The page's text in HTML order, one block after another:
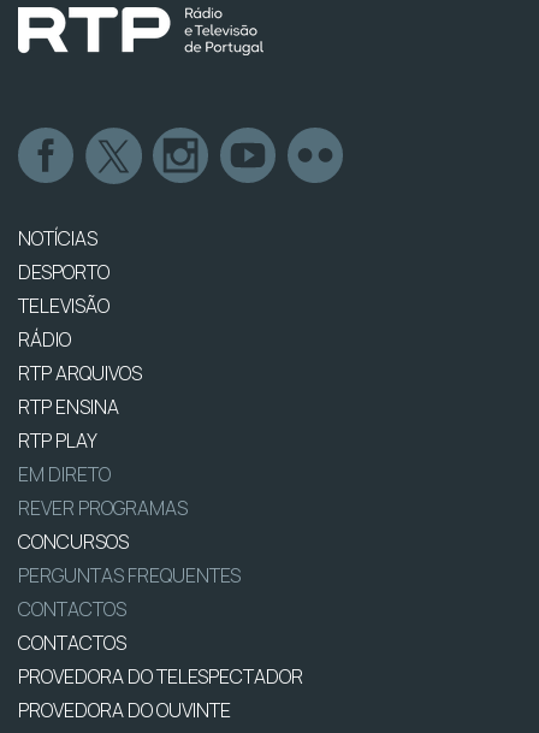
NOTÍCIAS
DESPORTO
TELEVISÃO
RÁDIO
RTP ARQUIVOS
RTP ENSINA
RTP PLAY
EM DIRETO
REVER PROGRAMAS
CONCURSOS
PERGUNTAS FREQUENTES
CONTACTOS
CONTACTOS
PROVEDORA DO TELESPECTADOR
PROVEDORA DO OUVINTE